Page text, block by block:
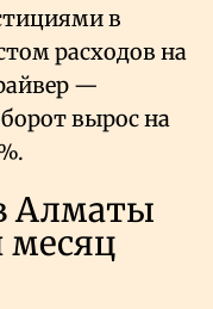
в
расходов на
—
вырос на
Алматы
месяц